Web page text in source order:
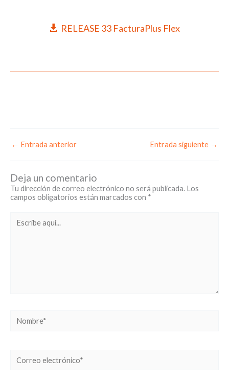
RELEASE 33 FacturaPlus Flex
← Entrada anterior Entrada siguiente →
Deja un comentario
Tu dirección de correo electrónico no será publicada. Los
campos obligatorios están marcados con *
aquí...
electrónico*